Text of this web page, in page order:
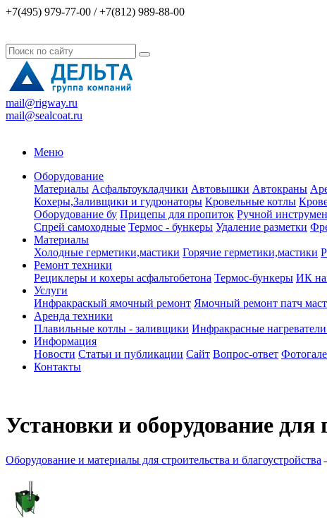
+7(495) 979-77-00 / +7(812) 989-88-00
mail@rigway.ru
mail@sealcoat.ru
Меню
Оборудование
Материалы Асфальтоукладчики Автовышки Автокраны
Кохеры,Заливщики и гудронаторы Кровельные котлы
Оборудование бу Прицепы для пропиток Ручной
Спрей самоходные Термос - бункеры Удаление разметки
Материалы
Холодные герметики,мастики Горячие герметики,мастики
Ремонт техники
Рециклеры и кохеры асфальтобетона Термос-бункеры ИК
Услуги
Инфракраскый ямочный ремонт Ямочный ремонт патч
Аренда техники
Плавильные котлы - заливщики Инфракрасные нагреватели
Информация
Новости Статьи и публикации Сайт Вопрос-ответ
Контакты
Установки и оборудование
Оборудование и материалы для строительства и благоустройства